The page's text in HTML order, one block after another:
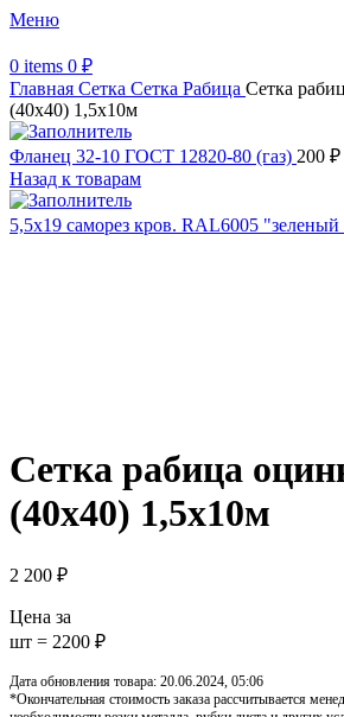
Меню
0 items 0 ₽
Главная Сетка Сетка Рабица Сетка
(40х40) 1,5х10м
Фланец 32-10 ГОСТ 12820-80 (газ) 200 ₽
Назад к товарам
5,5х19 cаморез кров. RAL6005
Сетка рабица
(40х40) 1,5х10м
2 200 ₽
Цена за
шт = 2200 ₽
Дата обновления товара: 20.06.2024, 05:06
*Окончательная стоимость заказа рассчитывается